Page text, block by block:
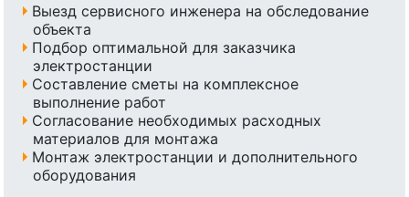
Выезд сервисного инженера на обследование
объекта
Подбор оптимальной для заказчика
электростанции
Составление сметы на комплексное
выполнение работ
Согласование необходимых расходных
материалов для монтажа
Монтаж электростанции и дополнительного
оборудования